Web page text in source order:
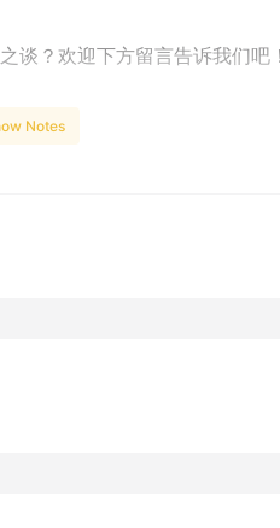
谈？欢迎下方留言告诉我们吧！
Notes